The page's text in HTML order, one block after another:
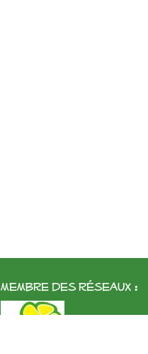
membre des réseaux :